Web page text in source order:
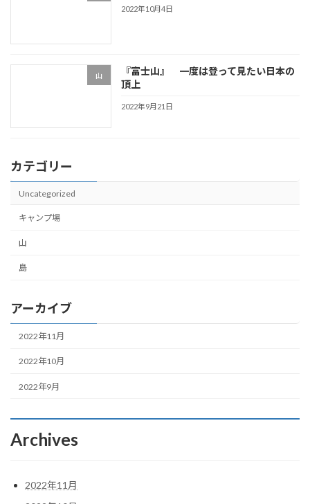
2022年10月4日
山
『富士山』 一度は登って見たい日本の
頂上
2022年9月21日
カテゴリー
Uncategorized
キャンプ場
山
島
アーカイブ
2022年11月
2022年10月
2022年9月
Archives
2022年11月